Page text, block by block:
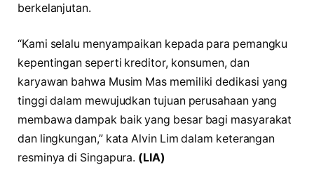
berkelanjutan.
“Kami selalu menyampaikan kepada para pemangku
kepentingan seperti kreditor, konsumen, dan
karyawan bahwa Musim Mas memiliki dedikasi yang
tinggi dalam mewujudkan tujuan perusahaan yang
membawa dampak baik yang besar bagi masyarakat
dan lingkungan,” kata Alvin Lim dalam keterangan
resminya di Singapura. (LIA)